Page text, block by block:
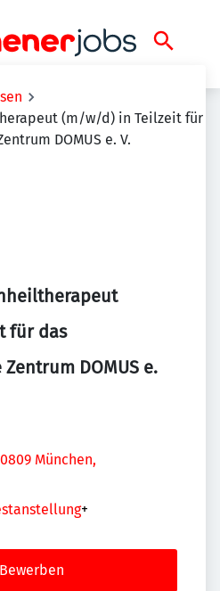
(m/w/d) in Teilzeit für
DOMUS e. V.
für das
DOMUS e.
München,
+
Bewerben